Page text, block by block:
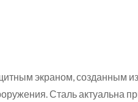
экраном, созданным
Сталь актуальна